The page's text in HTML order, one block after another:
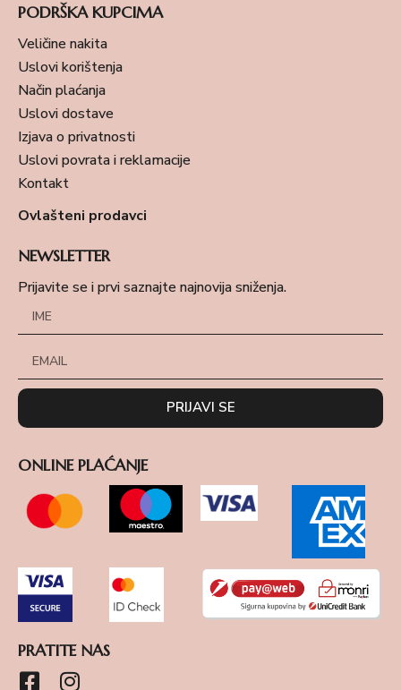
PODRŠKA KUPCIMA
Veličine nakita
Uslovi korištenja
Način plaćanja
Uslovi dostave
Izjava o privatnosti
Uslovi povrata i reklamacije
Kontakt
Ovlašteni prodavci
NEWSLETTER
Prijavite se i prvi saznajte najnovija sniženja.
PRIJAVI SE
ONLINE PLAĆANJE
PRATITE NAS